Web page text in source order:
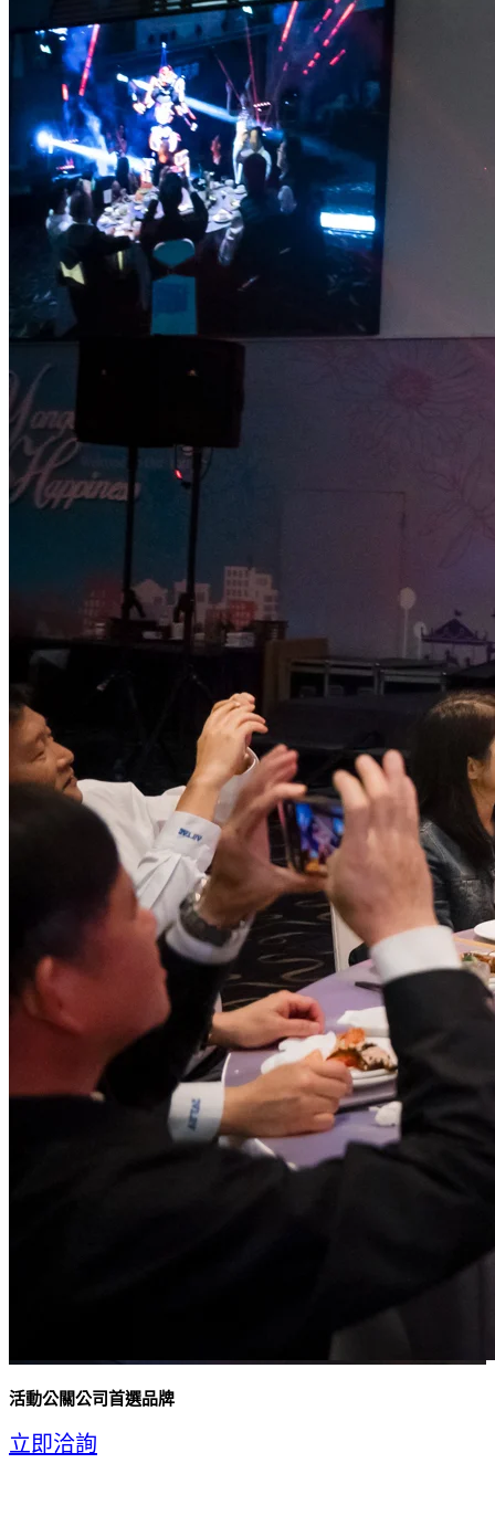
活動公關公司首選品牌
立即洽詢